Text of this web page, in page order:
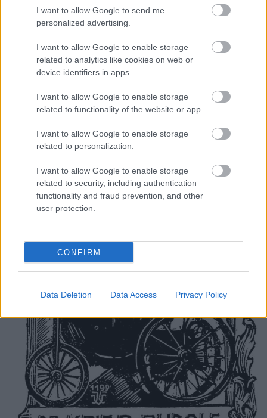
I want to allow Google to send me
personalized advertising.
I want to allow Google to enable storage
related to analytics like cookies on web or
device identifiers in apps.
I want to allow Google to enable storage
related to functionality of the website or app.
I want to allow Google to enable storage
related to personalization.
I want to allow Google to enable storage
related to security, including authentication
functionality and fraud prevention, and other
user protection.
CONFIRM
Data Deletion Data Access Privacy Policy
(1886–1986) és kifejlesztőjét, Carl Benz német
mérnököt, a modern gépkocsitechnika úttörőjét
ünnepli. A grafikán szereplő évszám arra utal, hogy
Benz 1886. július 3-án tette meg első nyilvános útját
benzinmotoros gépkocsijával Mannheim város
utcáin. A képet Várkonyi Károly készítette.